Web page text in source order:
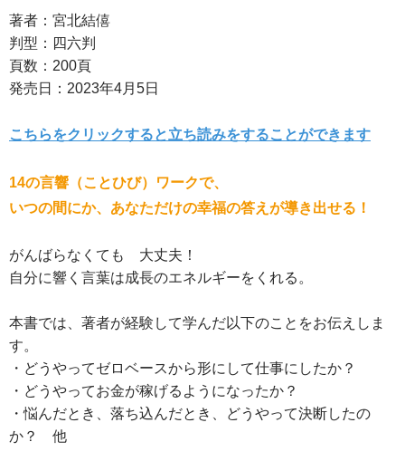
著者：宮北結僖
判型：四六判
頁数：200頁
発売日：2023年4月5日
こちらをクリックすると立ち読みをすることができます
14の言響（ことひび）ワークで、
いつの間にか、あなただけの幸福の答えが導き出せる！
がんばらなくても 大丈夫！
自分に響く言葉は成長のエネルギーをくれる。
本書では、著者が経験して学んだ以下のことをお伝えしま
す。
・どうやってゼロベースから形にして仕事にしたか？
・どうやってお金が稼げるようになったか？
・悩んだとき、落ち込んだとき、どうやって決断したの
か？ 他